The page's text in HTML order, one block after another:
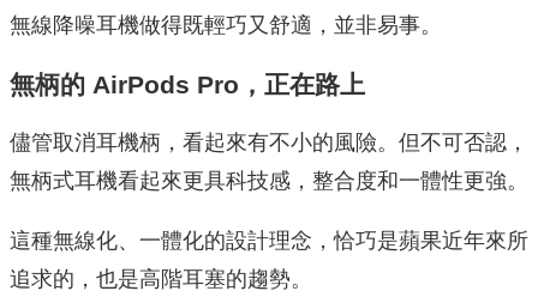
無線降噪耳機做得既輕巧又舒適，並非易事。
無柄的 AirPods Pro，正在路上
儘管取消耳機柄，看起來有不小的風險。但不可否認，
無柄式耳機看起來更具科技感，整合度和一體性更強。
這種無線化、一體化的設計理念，恰巧是蘋果近年來所
追求的，也是高階耳塞的趨勢。